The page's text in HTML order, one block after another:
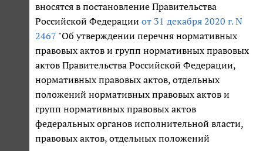
вносятся в постановление Правительства
Российской Федерации от 31 декабря 2020 г. N
2467 "Об утверждении перечня нормативных
правовых актов и групп нормативных правовых
актов Правительства Российской Федерации,
нормативных правовых актов, отдельных
положений нормативных правовых актов и
групп нормативных правовых актов
федеральных органов исполнительной власти,
правовых актов, отдельных положений